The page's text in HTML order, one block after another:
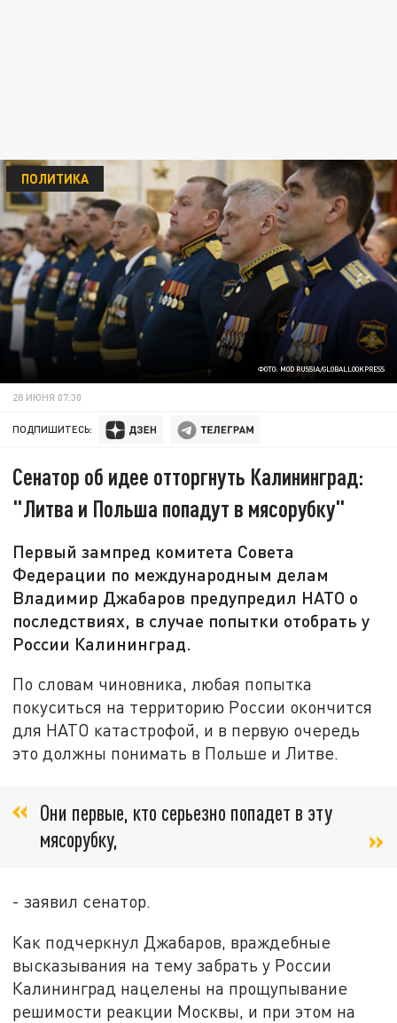
ФОТО: MOD RUSSIA/GLOBALLOOKPRESS
ПОЛИТИКА
28 ИЮНЯ 07:30
ПОДПИШИТЕСЬ:
Сенатор об идее отторгнуть Калининград:
"Литва и Польша попадут в мясорубку"
Первый зампред комитета Совета
Федерации по международным делам
Владимир Джабаров предупредил НАТО о
последствиях, в случае попытки отобрать у
России Калининград.
По словам чиновника, любая попытка
покуситься на территорию России окончится
для НАТО катастрофой, и в первую очередь
это должны понимать в Польше и Литве.
Они первые, кто серьезно попадет в эту
мясорубку,
- заявил сенатор.
Как подчеркнул Джабаров, враждебные
высказывания на тему забрать у России
Калининград нацелены на прощупывание
решимости реакции Москвы, и при этом на